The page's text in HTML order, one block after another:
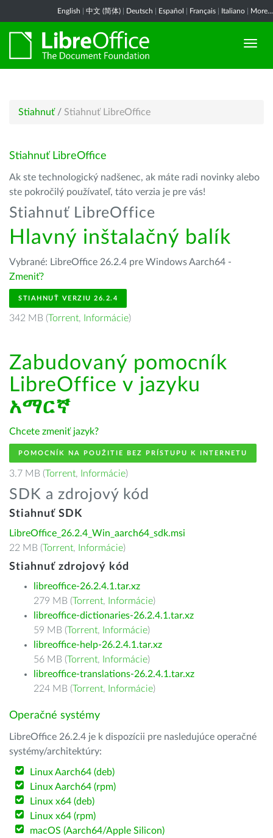
English 中文 (简体) Deutsch Español Français Italiano More...
Stiahnuť / Stiahnuť LibreOffice
Stiahnuť LibreOffice
Ak ste technologický nadšenec, ak máte radi novinky alebo
ste pokročilý používateľ, táto verzia je pre vás!
Stiahnuť LibreOffice
Hlavný inštalačný balík
Vybrané: LibreOffice 26.2.4 pre Windows Aarch64 -
Zmeniť?
STIAHNUŤ VERZIU 26.2.4
342 MB (Torrent, Informácie)
Zabudovaný pomocník
LibreOffice v jazyku
አማርኛ
Chcete zmeniť jazyk?
POMOCNÍK NA POUŽITIE BEZ PRÍSTUPU K INTERNETU
3.7 MB (Torrent, Informácie)
SDK a zdrojový kód
Stiahnuť SDK
LibreOffice_26.2.4_Win_aarch64_sdk.msi
22 MB (Torrent, Informácie)
Stiahnuť zdrojový kód
libreoffice-26.2.4.1.tar.xz
279 MB (Torrent, Informácie)
libreoffice-dictionaries-26.2.4.1.tar.xz
59 MB (Torrent, Informácie)
libreoffice-help-26.2.4.1.tar.xz
56 MB (Torrent, Informácie)
libreoffice-translations-26.2.4.1.tar.xz
224 MB (Torrent, Informácie)
Operačné systémy
LibreOffice 26.2.4 je k dispozícii pre nasledujúce operačné
systémy/architektúry:
Linux Aarch64 (deb)
Linux Aarch64 (rpm)
Linux x64 (deb)
Linux x64 (rpm)
macOS (Aarch64/Apple Silicon)